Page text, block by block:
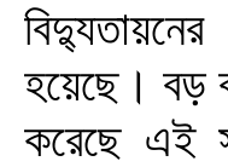
হয়েছে। বড়
করেছে এই